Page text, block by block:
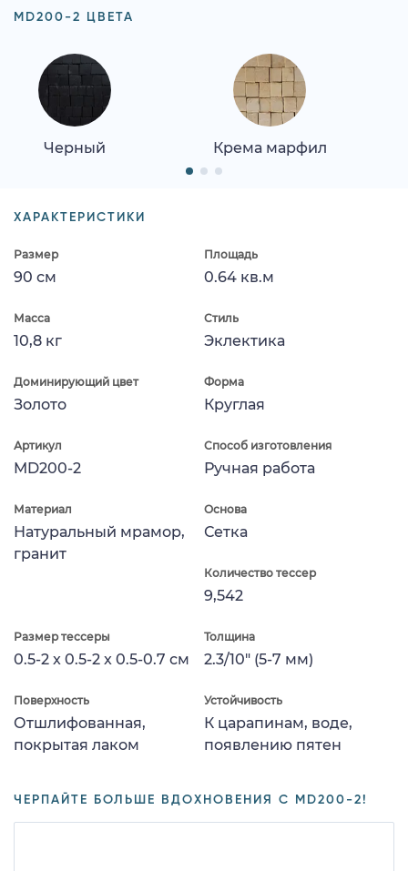
MD200-2 ЦВЕТА
Черный Крема марфил
ХАРАКТЕРИСТИКИ
Размер
90 см
Площадь
0.64 кв.м
Масса
10,8 кг
Стиль
Эклектика
Доминирующий цвет
Золото
Форма
Круглая
Артикул
MD200-2
Способ изготовления
Ручная работа
Материал
Натуральный мрамор,
гранит
Основа
Сетка
Количество тессер
9,542
Размер тессеры
0.5-2 x 0.5-2 x 0.5-0.7 см
Толщина
2.3/10" (5-7 мм)
Поверхность
Отшлифованная,
покрытая лаком
Устойчивость
К царапинам, воде,
появлению пятен
ЧЕРПАЙТЕ БОЛЬШЕ ВДОХНОВЕНИЯ С MD200-2!